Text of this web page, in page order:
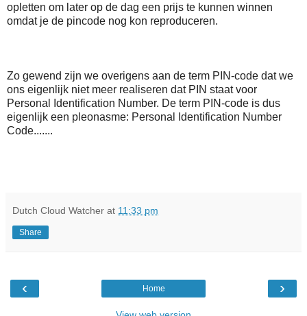
opletten om later op de dag een prijs te kunnen winnen
omdat je de pincode nog kon reproduceren.
Zo gewend zijn we overigens aan de term PIN-code dat we
ons eigenlijk niet meer realiseren dat PIN staat voor
Personal Identification Number. De term PIN-code is dus
eigenlijk een pleonasme: Personal Identification Number
Code.......
Dutch Cloud Watcher at 11:33 pm
Share
‹ ›
Home